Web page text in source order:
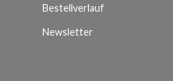
Bestellverlauf
Newsletter